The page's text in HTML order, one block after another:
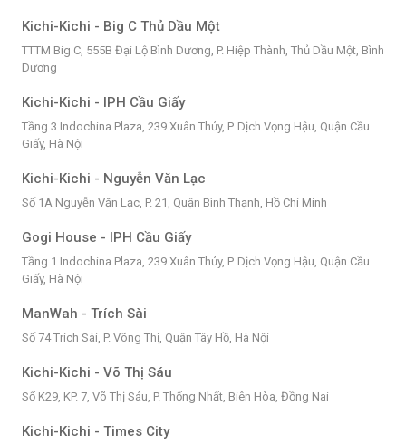
Kichi-Kichi - Big C Thủ Dầu Một
TTTM Big C, 555B Đại Lộ Bình Dương, P. Hiệp Thành, Thủ Dầu Một, Bình
Dương
Kichi-Kichi - IPH Cầu Giấy
Tầng 3 Indochina Plaza, 239 Xuân Thủy, P. Dịch Vọng Hậu, Quận Cầu
Giấy, Hà Nội
Kichi-Kichi - Nguyễn Văn Lạc
Số 1A Nguyễn Văn Lạc, P. 21, Quận Bình Thạnh, Hồ Chí Minh
Gogi House - IPH Cầu Giấy
Tầng 1 Indochina Plaza, 239 Xuân Thủy, P. Dịch Vọng Hậu, Quận Cầu
Giấy, Hà Nội
ManWah - Trích Sài
Số 74 Trích Sài, P. Võng Thị, Quận Tây Hồ, Hà Nội
Kichi-Kichi - Võ Thị Sáu
Số K29, KP. 7, Võ Thị Sáu, P. Thống Nhất, Biên Hòa, Đồng Nai
Kichi-Kichi - Times City